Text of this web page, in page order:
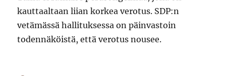
kauttaaltaan liian korkea verotus. SDP:n
vetämässä hallituksessa on päinvastoin
todennäköistä, että verotus nousee.